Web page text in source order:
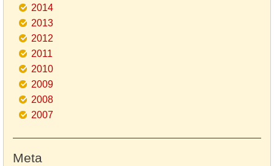
2014
2013
2012
2011
2010
2009
2008
2007
Meta